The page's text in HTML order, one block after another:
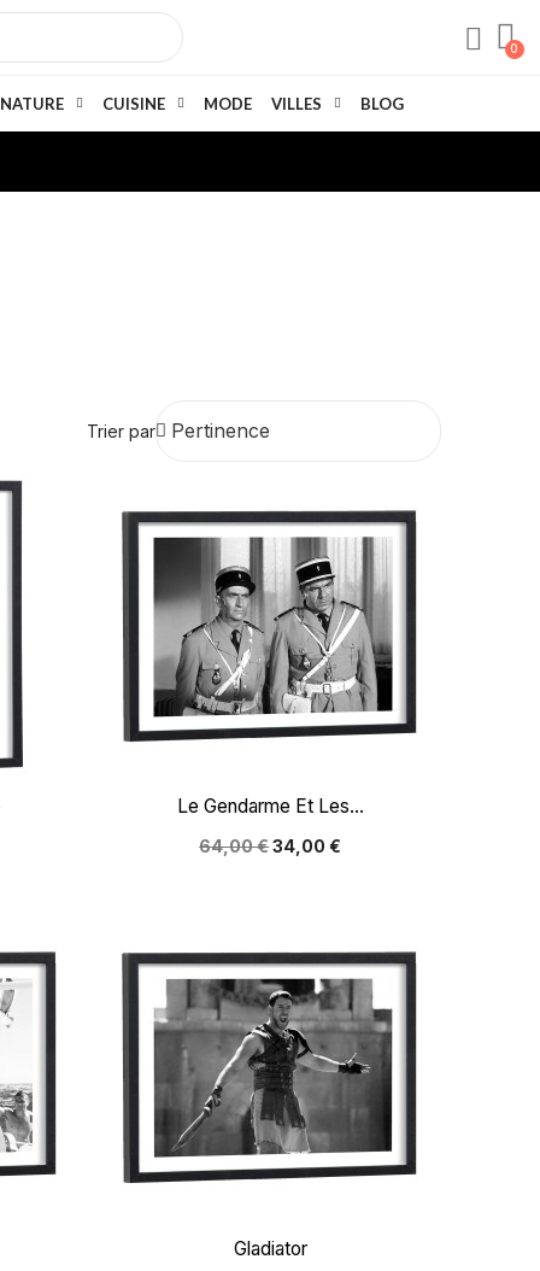
NATURE CUISINE MODE VILLES BLOG
Trier par
Aperçu rapide
Le Gendarme Et Les...
64,00 €34,00 €
Aperçu rapide
Gladiator